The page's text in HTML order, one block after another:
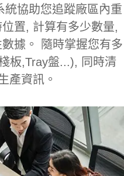
統協助您追蹤廠區內重
置, 計算有多少數量,
據。 隨時掌握您有多
板,Tray盤...), 同時清
產資訊。